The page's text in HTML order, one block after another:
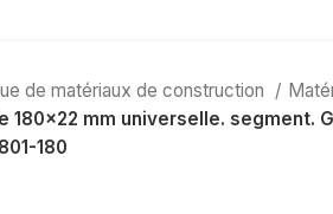
de matériaux de construction
180x22 mm universelle. segment.
180